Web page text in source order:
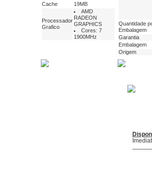
Cache
19MB
Processador
Grafico
AMD
RADEON
GRAPHICS
Cores: 7
1900MHz
Quantidade
Embalagem
Garantia
Embalagem
Origem